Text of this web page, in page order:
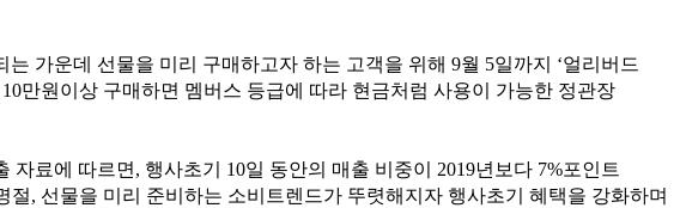
가운데 선물을 미리 구매하고자 하는 고객을 위해 9월 5일까지 ‘얼리버드
만원이상 구매하면 멤버스 등급에 따라 현금처럼 사용이 가능한 정관장
자료에 따르면, 행사초기 10일 동안의 매출 비중이 2019년보다 7%포인트
절, 선물을 미리 준비하는 소비트렌드가 뚜렷해지자 행사초기 혜택을 강화하며